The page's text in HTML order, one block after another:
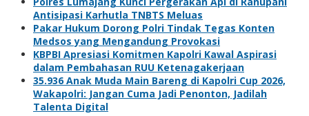
Antisipasi Karhutla TNBTS Meluas
Pakar Hukum Dorong Polri Tindak Tegas Konten
Medsos yang Mengandung Provokasi
KBPBI Apresiasi Komitmen Kapolri Kawal Aspirasi
dalam Pembahasan RUU Ketenagakerjaan
35.936 Anak Muda Main Bareng di Kapolri Cup 2026,
Wakapolri: Jangan Cuma Jadi Penonton, Jadilah
Talenta Digital